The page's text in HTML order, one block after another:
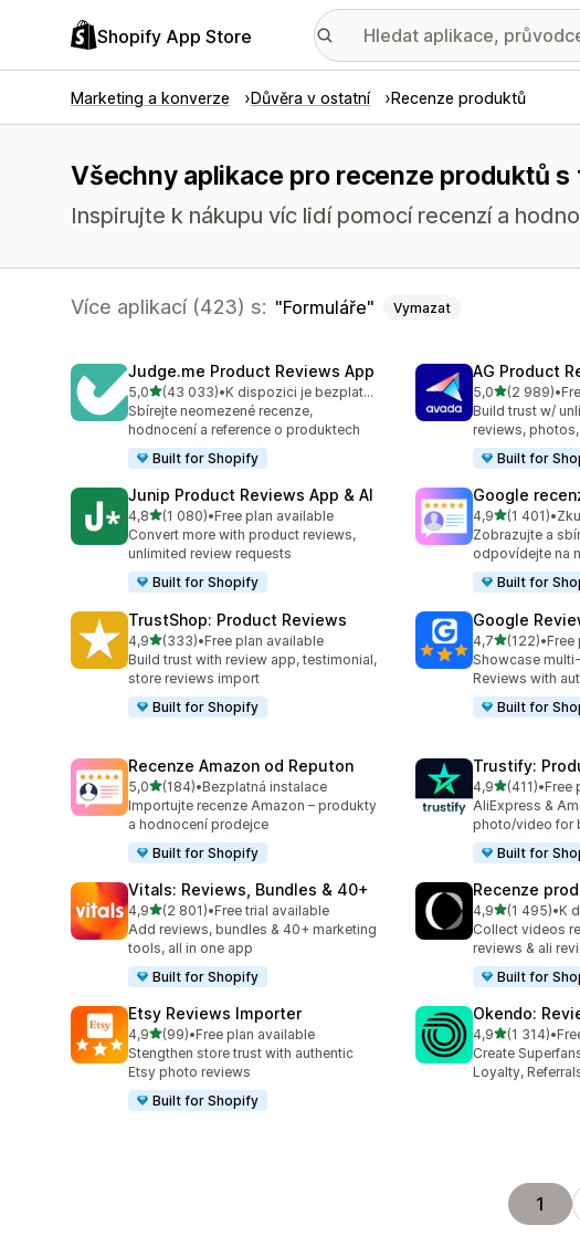
Shopify App Store
Marketing a konverze Důvěra v ostatní Recenze produktů
Všechny aplikace pro recenze produktů
Inspirujte k nákupu víc lidí pomocí recenzí a
Více aplikací (423) s: Formuláře Vymazat
Judge.me Product Reviews App
5,0z 5 hvězd
(43 033)
Celkový počet recenzí: 43033
•
K dispozici je bezplatný plán
Sbírejte neomezené recenze,
hodnocení a reference o produktech
Built for Shopify
AG Product
5,0z 5 hvězd
(2 989)
Celkový počet
•
Build trust w/
reviews,
Built for
Junip Product Reviews App & AI
4,8z 5 hvězd
(1 080)
Celkový počet recenzí: 1080
•Free plan available
Convert more with product reviews,
unlimited review requests
Built for Shopify
Google
4,9z 5 hvězd
(1 401)
Celkový počet
•
Zobrazujte a
odpovídejte na
Built for
TrustShop: Product Reviews
4,9z 5 hvězd
(333)
Celkový počet recenzí: 333
•Free plan available
Build trust with review app, testimonial,
store reviews import
Built for Shopify
Google
4,7z 5 hvězd
(122)
Celkový počet
•Free
Showcase
Reviews with
Built for
Recenze Amazon od Reputon
5,0z 5 hvězd
(184)
Celkový počet recenzí: 184
•Bezplatná instalace
Importujte recenze Amazon – produkty
a hodnocení prodejce
Built for Shopify
Trustify:
4,9z 5 hvězd
(411)
Celkový počet
•Free
AliExpress &
photo/video for
Built for
Vitals: Reviews, Bundles & 40+
4,9z 5 hvězd
(2 801)
Celkový počet recenzí: 2801
•Free trial available
Add reviews, bundles & 40+ marketing
tools, all in one app
Built for Shopify
Recenze
4,9z 5 hvězd
(1 495)
Celkový počet
•
Collect videos
reviews & ali
Built for
Etsy Reviews Importer
4,9z 5 hvězd
(99)
Celkový počet recenzí: 99
•Free plan available
Stengthen store trust with authentic
Etsy photo reviews
Built for Shopify
Okendo:
4,9z 5 hvězd
(1 314)
Celkový počet
•
Create
Loyalty,
1